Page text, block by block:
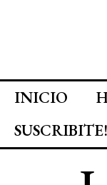
INICIO
SUSCRIBITE!